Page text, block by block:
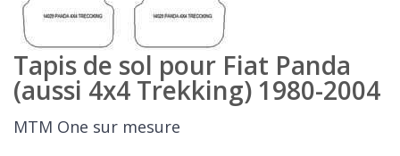
Tapis de sol pour Fiat Panda
(aussi 4x4 Trekking) 1980-2004
MTM One sur mesure